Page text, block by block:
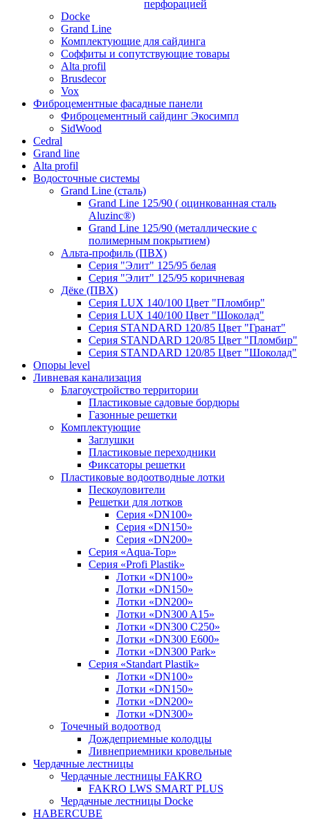
перфорацией
Docke
Grand Line
Комплектующие для сайдинга
Соффиты и сопутствующие товары
Alta profil
Brusdecor
Vox
Фиброцементные фасадные панели
Фиброцементный сайдинг Экосимпл
SidWood
Cedral
Grand line
Аlta profil
Водосточные системы
Grand Line (сталь)
Grand Line 125/90 ( оцинкованная сталь
Aluzinc®)
Grand Line 125/90 (металлические с
полимерным покрытием)
Альта-профиль (ПВХ)
Серия "Элит" 125/95 белая
Серия "Элит" 125/95 коричневая
Дёке (ПВХ)
Серия LUX 140/100 Цвет "Пломбир"
Серия LUX 140/100 Цвет "Шоколад"
Серия STANDARD 120/85 Цвет "Гранат"
Серия STANDARD 120/85 Цвет "Пломбир"
Серия STANDARD 120/85 Цвет "Шоколад"
Опоры level
Ливневая канализация
Благоустройство территории
Пластиковые садовые бордюры
Газонные решетки
Комплектующие
Заглушки
Пластиковые переходники
Фиксаторы решетки
Пластиковые водоотводные лотки
Пескоуловители
Решетки для лотков
Серия «DN100»
Серия «DN150»
Серия «DN200»
Серия «Aqua-Top»
Серия «Profi Plastik»
Лотки «DN100»
Лотки «DN150»
Лотки «DN200»
Лотки «DN300 A15»
Лотки «DN300 C250»
Лотки «DN300 E600»
Лотки «DN300 Park»
Серия «Standart Plastik»
Лотки «DN100»
Лотки «DN150»
Лотки «DN200»
Лотки «DN300»
Точечный водоотвод
Дождеприемные колодцы
Ливнеприемники кровельные
Чердачные лестницы
Чердачные лестницы FAKRO
FAKRO LWS SMART PLUS
Чердачные лестницы Docke
HABERCUBE